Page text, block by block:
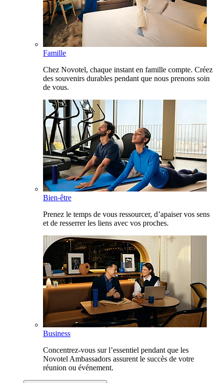
Famille
Chez Novotel, chaque instant en famille compte. Créez
des souvenirs durables pendant que nous prenons soin
de vous.
Bien-être
Prenez le temps de vous ressourcer, d’apaiser vos sens
et de resserrer les liens avec vos proches.
Business
Concentrez-vous sur l’essentiel pendant que les
Novotel Ambassadors assurent le succès de votre
réunion ou événement.